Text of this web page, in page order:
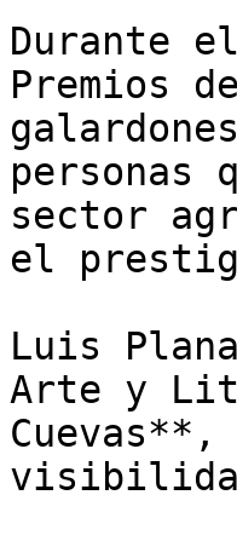
Durante
Premios
personas
sector
el
Luis
Arte y